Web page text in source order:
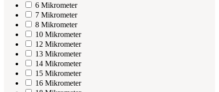
6 Mikrometer
7 Mikrometer
8 Mikrometer
10 Mikrometer
12 Mikrometer
13 Mikrometer
14 Mikrometer
15 Mikrometer
16 Mikrometer